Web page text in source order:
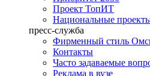
Проект ТопИТ
Национальные
пресс-служба
Фирменный стиль
Контакты
Часто задаваемые
Реклама в вузе